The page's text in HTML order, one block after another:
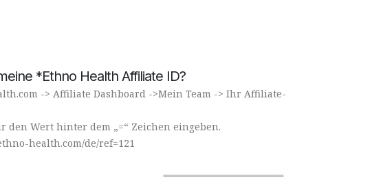
*Ethno Health Affiliate ID?
-> Affiliate Dashboard ->Mein Team -> Ihr Affiliate-
den Wert hinter dem „=“ Zeichen eingeben.
health.com/de/ref=121